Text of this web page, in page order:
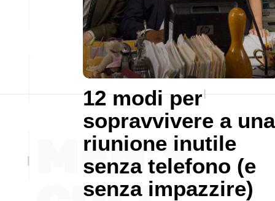
12 modi per
sopravvivere a una
riunione inutile
senza telefono (e
senza impazzire)